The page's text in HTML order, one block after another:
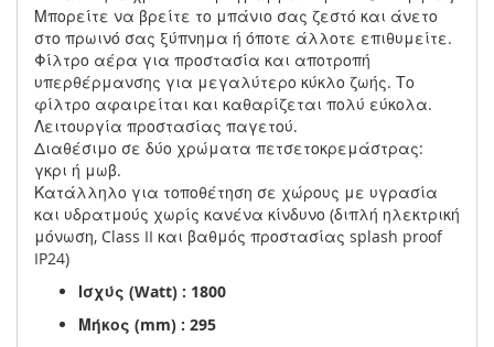
Μπορείτε να βρείτε το μπάνιο σας ζεστό και άνετο
στο πρωινό σας ξύπνημα ή όποτε άλλοτε επιθυμείτε.
Φίλτρο αέρα για προστασία και αποτροπή
υπερθέρμανσης για μεγαλύτερο κύκλο ζωής. Το
φίλτρο αφαιρείται και καθαρίζεται πολύ εύκολα.
Λειτουργία προστασίας παγετού.
Διαθέσιμο σε δύο χρώματα πετσετοκρεμάστρας:
γκρι ή μωβ.
Κατάλληλο για τοποθέτηση σε χώρους με υγρασία
και υδρατμούς χωρίς κανένα κίνδυνο (διπλή ηλεκτρική
μόνωση, Class II και βαθμός προστασίας splash proof
IP24)
Ισχύς (Watt) : 1800
Μήκος (mm) : 295